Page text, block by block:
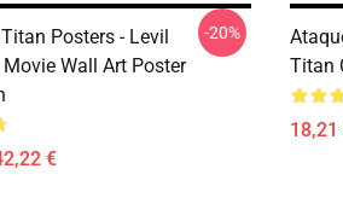
Posters - Levil
Wall Art Poster
€
-20%
Titan
18,21